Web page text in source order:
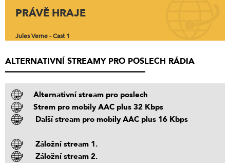
PRÁVĚ HRAJE
Jules Verne - Cast 1
ALTERNATIVNÍ STREAMY PRO POSLECH RÁDIA
Alternativní stream pro poslech
Strem pro mobily AAC plus 32 Kbps
Další stream pro mobily AAC plus 16 Kbps
Záložní stream 1.
Záložní stream 2.